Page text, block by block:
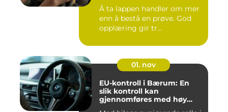
Å ta lappen handler om mer
enn å bestå en prøve. God
opplæring gir tr...
01. nov
EU-kontroll i Bærum: En
slik kontroll kan
gjennomføres med høy